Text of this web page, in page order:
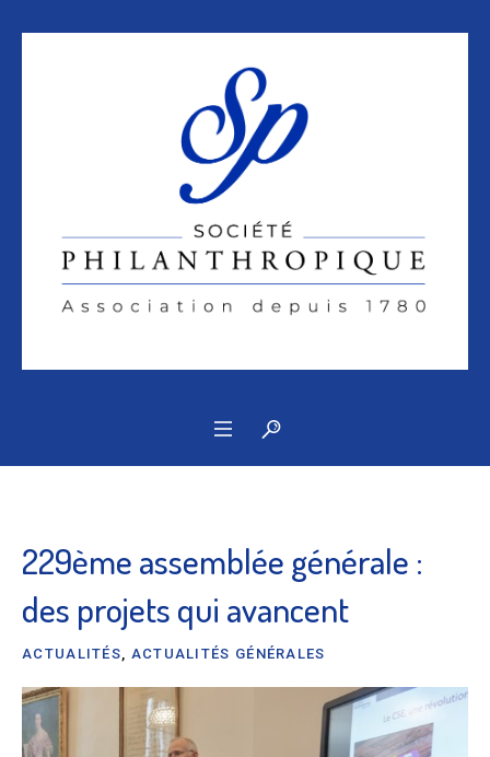
229ème assemblée générale :
des projets qui avancent
ACTUALITÉS ACTUALITÉS GÉNÉRALES